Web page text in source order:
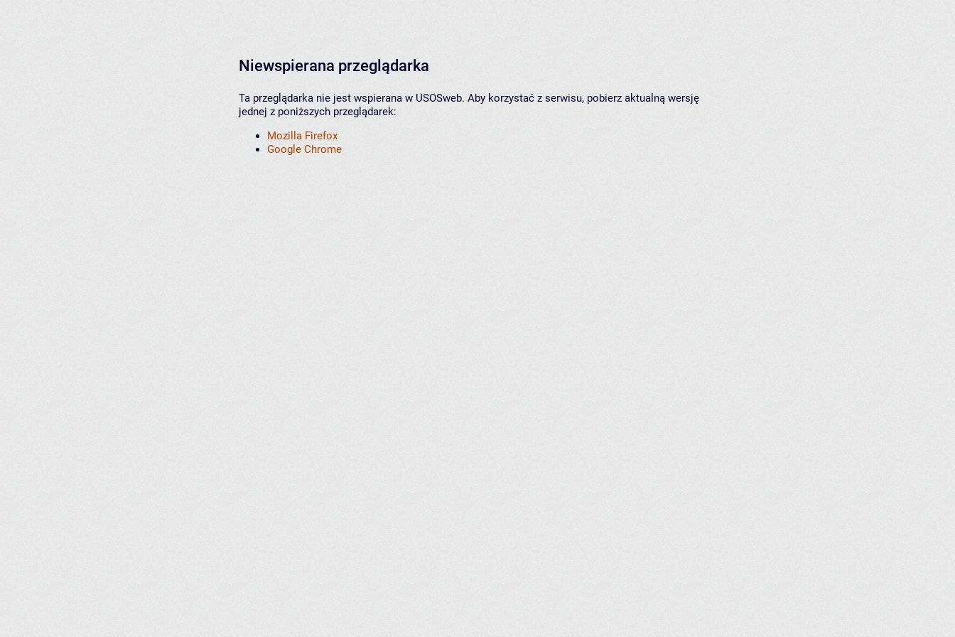
Niewspierana przeglądarka
Ta przeglądarka nie jest wspierana w USOSweb. Aby korzystać z serwisu, pobierz aktualną wersję
jednej z poniższych przeglądarek:
Mozilla Firefox
Google Chrome